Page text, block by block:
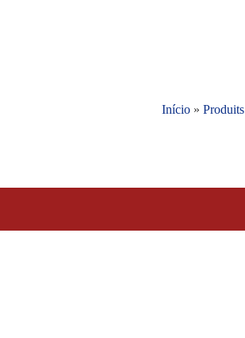
Início » Produits